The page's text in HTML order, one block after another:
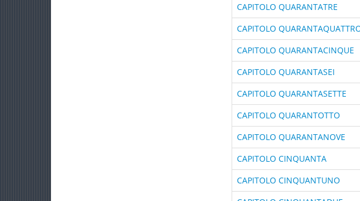
CAPITOLO QUARANTATRE
CAPITOLO
CAPITOLO QUARANTACINQUE
CAPITOLO QUARANTASEI
CAPITOLO QUARANTASETTE
CAPITOLO QUARANTOTTO
CAPITOLO QUARANTANOVE
CAPITOLO CINQUANTA
CAPITOLO CINQUANTUNO